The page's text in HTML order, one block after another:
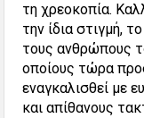
τη χρεοκοπία.
την ίδια στιγμή,
τους ανθρώπους
οποίους τώρα
εναγκαλισθεί με
και απίθανους